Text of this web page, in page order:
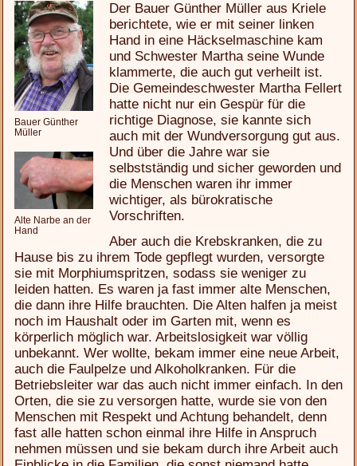
Bauer Günther
Müller
Alte Narbe an der
Hand
Der Bauer Günther Müller aus Kriele
berichtete, wie er mit seiner linken
Hand in eine Häckselmaschine kam
und Schwester Martha seine Wunde
klammerte, die auch gut verheilt ist.
Die Gemeindeschwester Martha Fellert
hatte nicht nur ein Gespür für die
richtige Diagnose, sie kannte sich
auch mit der Wundversorgung gut aus.
Und über die Jahre war sie
selbstständig und sicher geworden und
die Menschen waren ihr immer
wichtiger, als bürokratische
Vorschriften.
Aber auch die Krebskranken, die zu
Hause bis zu ihrem Tode gepflegt wurden, versorgte
sie mit Morphiumspritzen, sodass sie weniger zu
leiden hatten. Es waren ja fast immer alte Menschen,
die dann ihre Hilfe brauchten. Die Alten halfen ja meist
noch im Haushalt oder im Garten mit, wenn es
körperlich möglich war. Arbeitslosigkeit war völlig
unbekannt. Wer wollte, bekam immer eine neue Arbeit,
auch die Faulpelze und Alkoholkranken. Für die
Betriebsleiter war das auch nicht immer einfach. In den
Orten, die sie zu versorgen hatte, wurde sie von den
Menschen mit Respekt und Achtung behandelt, denn
fast alle hatten schon einmal ihre Hilfe in Anspruch
nehmen müssen und sie bekam durch ihre Arbeit auch